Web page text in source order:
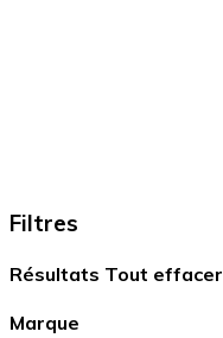
Filtres
Résultats Tout effacer
Marque